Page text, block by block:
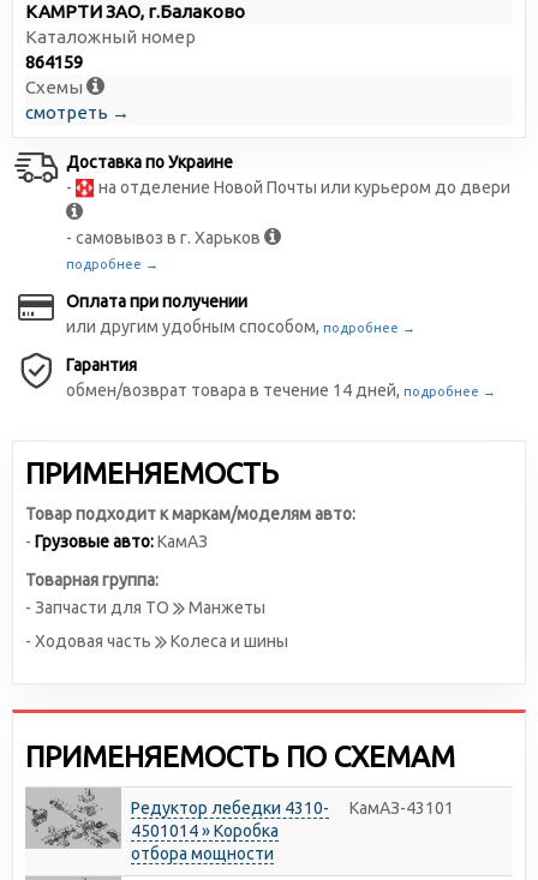
КАМРТИ ЗАО, г.Балаково
Каталожный номер
864159
Схемы
смотреть →
Доставка по Украине
-
на отделение Новой Почты или курьером до двери
- самовывоз в г. Харьков
подробнее →
Оплата при получении
или другим удобным способом, подробнее →
Гарантия
обмен/возврат товара в течение 14 дней, подробнее →
ПРИМЕНЯЕМОСТЬ
Товар подходит к маркам/моделям авто:
- Грузовые авто:КамАЗ
Товарная группа:
- Запчасти для ТО
Манжеты
- Ходовая часть
Колеса и шины
ПРИМЕНЯЕМОСТЬ ПО СХЕМАМ
Редуктор лебедки 4310-
4501014 » Коробка
отбора мощности
КамАЗ-43101